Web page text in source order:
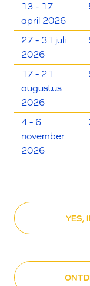
13 - 17
april 2026
27 - 31 juli
2026
17 - 21
augustus
2026
4 - 6
november
2026
YES,